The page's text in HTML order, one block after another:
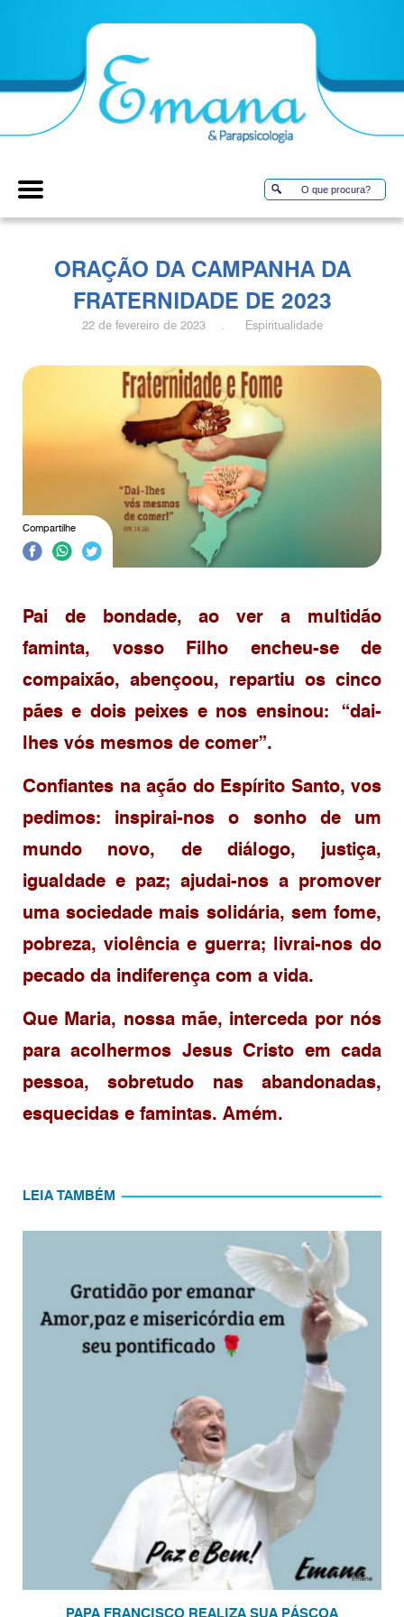
ORAÇÃO DA CAMPANHA DA
FRATERNIDADE DE 2023
22 de fevereiro de 2023 . Espiritualidade
Compartilhe
Pai de bondade, ao ver a multidão
faminta, vosso Filho encheu-se de
compaixão, abençoou, repartiu os cinco
pães e dois peixes e nos ensinou: “dai-
lhes vós mesmos de comer”.
Confiantes na ação do Espírito Santo, vos
pedimos: inspirai-nos o sonho de um
mundo novo, de diálogo, justiça,
igualdade e paz; ajudai-nos a promover
uma sociedade mais solidária, sem fome,
pobreza, violência e guerra; livrai-nos do
pecado da indiferença com a vida.
Que Maria, nossa mãe, interceda por nós
para acolhermos Jesus Cristo em cada
pessoa, sobretudo nas abandonadas,
esquecidas e famintas. Amém.
LEIA TAMBÉM
PAPA FRANCISCO REALIZA SUA PÁSCOA